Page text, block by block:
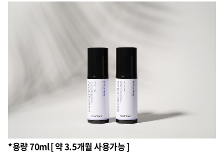
*용량 70ml [ 약 3.5개월 사용가능 ]